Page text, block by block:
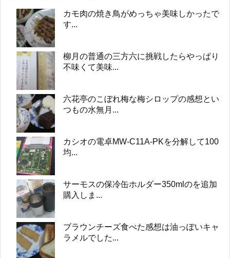
カモ肉の焼き鳥がめっちゃ美味しかったで
す...
柳月の普通の三方六に挑戦したらやっぱり
不味くて美味...
六花亭のこぼれ梅な梅シロップの感想とい
つもの水無月...
カシオの電卓MW-C11A-PKを分解して100
均...
サーモスの保冷缶ホルダー350mlのを追加
購入しま...
ブラウンチーズ食べた感想は油っぽいキャ
ラメルでした...